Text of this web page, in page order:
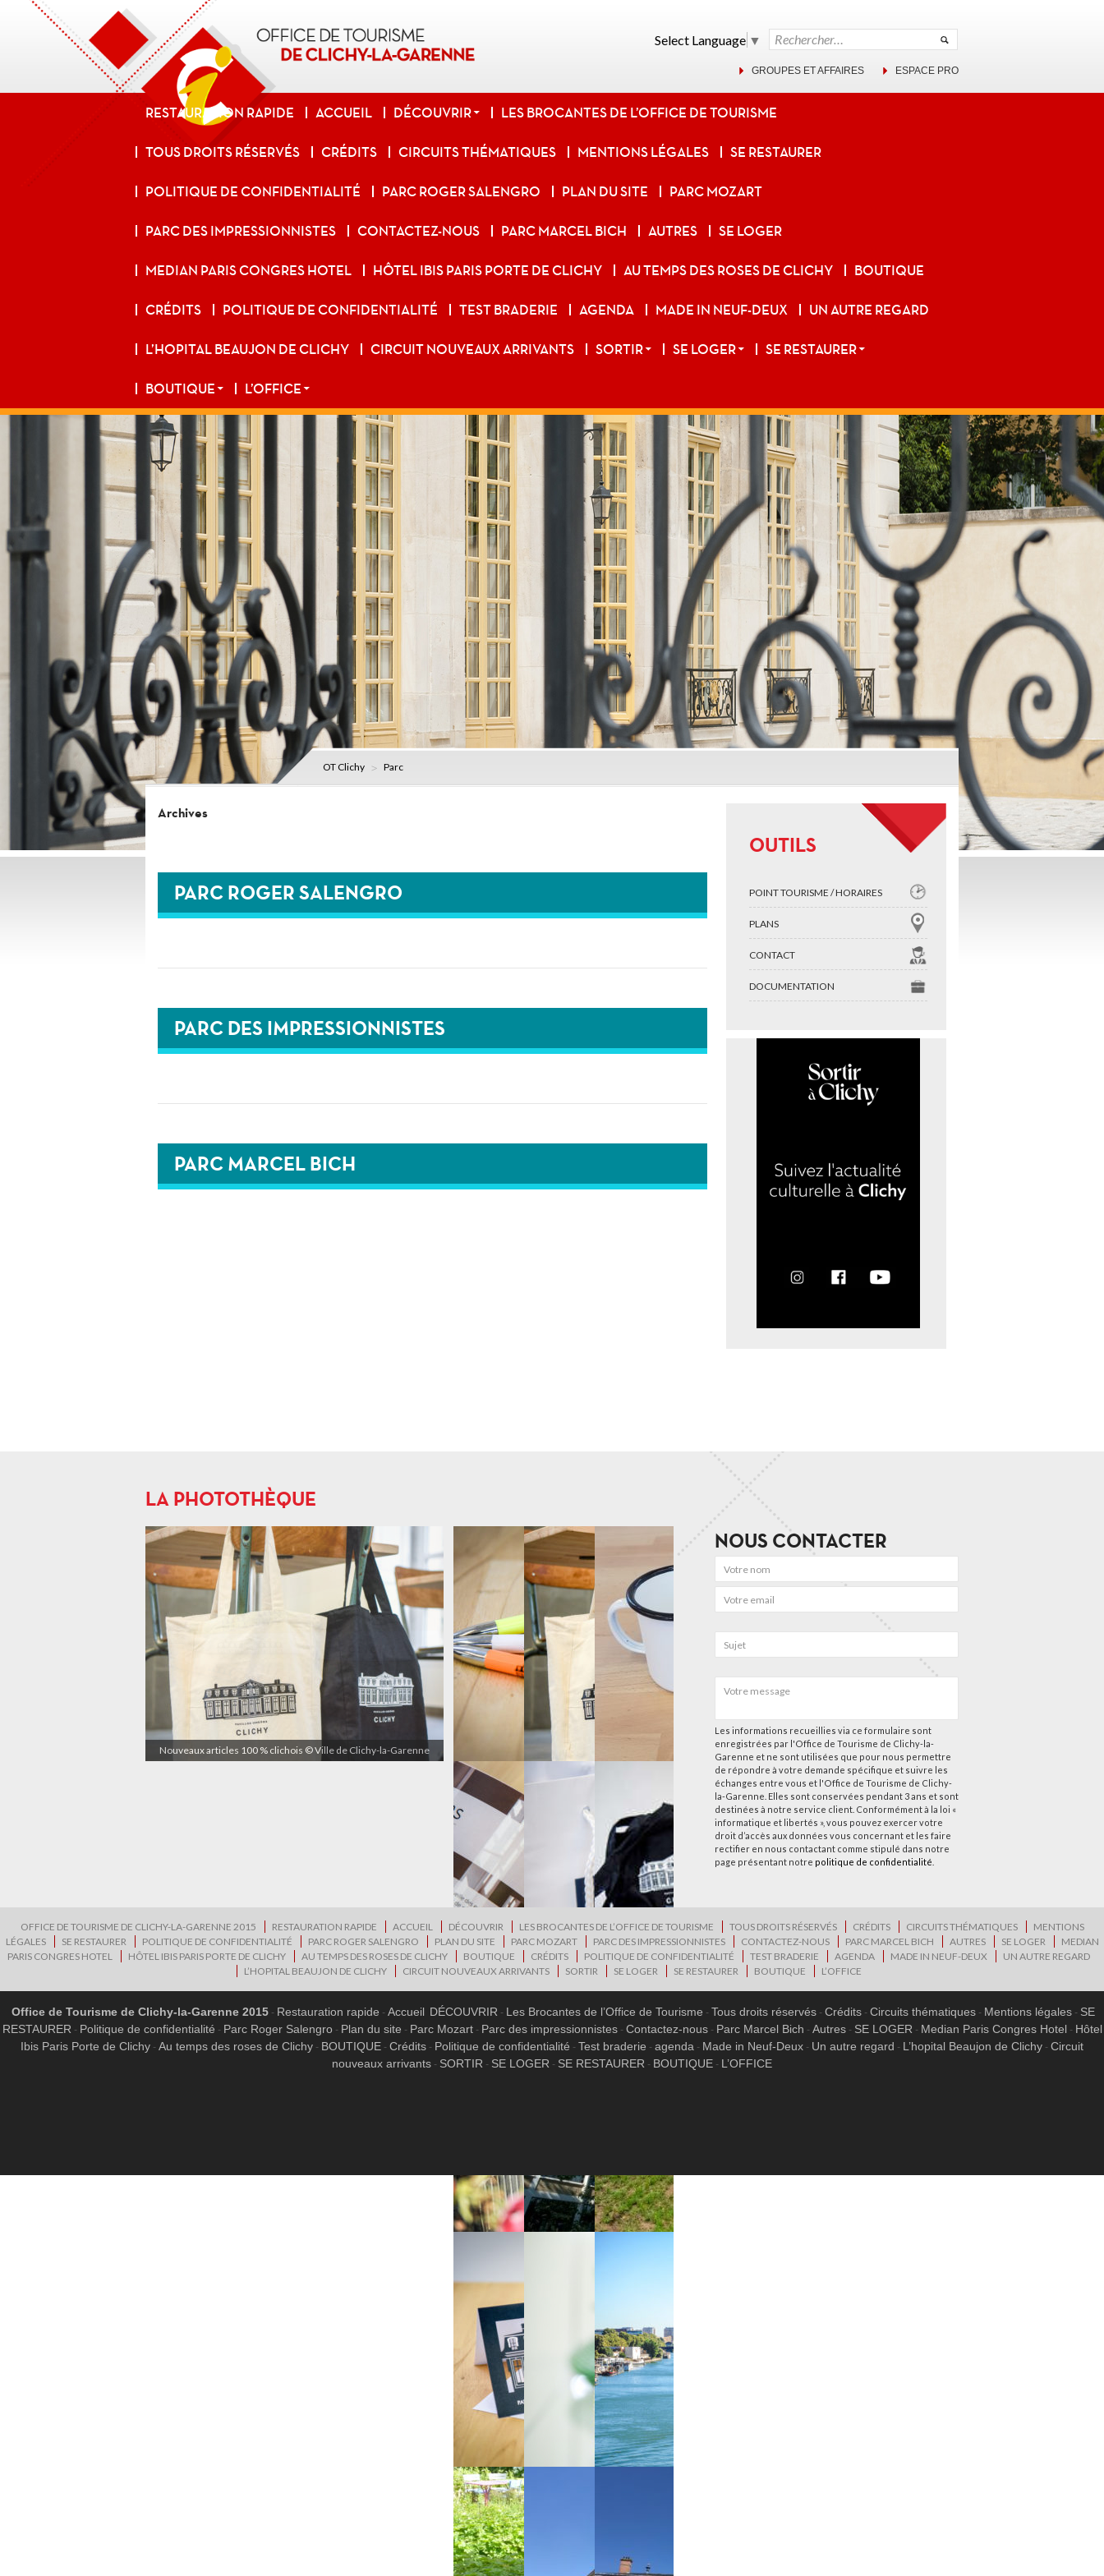
Rechercher :
Select Language ▼
GROUPES ET AFFAIRES ESPACE PRO
OT Clichy
ALLER AU CONTENU PRINCIPAL
RESTAURATION RAPIDE ACCUEIL DÉCOUVRIR LES BROCANTES DE L’OFFICE DE TOURISME
TOUS DROITS RÉSERVÉS CRÉDITS CIRCUITS THÉMATIQUES MENTIONS LÉGALES SE RESTAURER
POLITIQUE DE CONFIDENTIALITÉ PARC ROGER SALENGRO PLAN DU SITE PARC MOZART
PARC DES IMPRESSIONNISTES CONTACTEZ-NOUS PARC MARCEL BICH AUTRES SE LOGER
MEDIAN PARIS CONGRES HOTEL HÔTEL IBIS PARIS PORTE DE CLICHY AU TEMPS DES ROSES DE CLICHY BOUTIQUE
CRÉDITS POLITIQUE DE CONFIDENTIALITÉ TEST BRADERIE AGENDA MADE IN NEUF-DEUX UN AUTRE REGARD
L’HOPITAL BEAUJON DE CLICHY CIRCUIT NOUVEAUX ARRIVANTS SORTIR SE LOGER SE RESTAURER
BOUTIQUE L’OFFICE
OT Clichy Parc
Archives
PARC ROGER SALENGRO
PARC DES IMPRESSIONNISTES
PARC MARCEL BICH
OUTILS
POINT TOURISME / HORAIRES
PLANS
CONTACT
DOCUMENTATION
LA PHOTOTHÈQUE
Nouveaux articles 100 % clichois © Ville de Clichy-la-Garenne
NOUS CONTACTER
Les informations recueillies via ce formulaire sont
enregistrées par l'Office de Tourisme de Clichy-la-
Garenne et ne sont utilisées que pour nous permettre
de répondre à votre demande spécifique et suivre les
échanges entre vous et l'Office de Tourisme de Clichy-
la-Garenne. Elles sont conservées pendant 3 ans et sont
destinées à notre service client. Conformément à la loi «
informatique et libertés », vous pouvez exercer votre
droit d’accès aux données vous concernant et les faire
rectifier en nous contactant comme stipulé dans notre
page présentant notre politique de confidentialité
OFFICE DE TOURISME DE CLICHY-LA-GARENNE 2015 RESTAURATION RAPIDE ACCUEIL DÉCOUVRIR LES BROCANTES DE L’OFFICE DE TOURISME TOUS DROITS RÉSERVÉS CRÉDITS CIRCUITS THÉMATIQUES
MENTIONS
LÉGALES
SE RESTAURER POLITIQUE DE CONFIDENTIALITÉ PARC ROGER SALENGRO PLAN DU SITE PARC MOZART PARC DES IMPRESSIONNISTES CONTACTEZ-NOUS PARC MARCEL BICH AUTRES SE LOGER
MEDIAN
PARIS CONGRES HOTEL
HÔTEL IBIS PARIS PORTE DE CLICHY AU TEMPS DES ROSES DE CLICHY BOUTIQUE CRÉDITS POLITIQUE DE CONFIDENTIALITÉ TEST BRADERIE AGENDA MADE IN NEUF-DEUX
UN AUTRE REGARD
L’HOPITAL BEAUJON DE CLICHY
CIRCUIT NOUVEAUX ARRIVANTS SORTIR SE LOGER SE RESTAURER BOUTIQUE L’OFFICE
Office de Tourisme de Clichy-la-Garenne 2015 Restauration rapide Accueil DÉCOUVRIR Les Brocantes de l’Office de Tourisme Tous droits réservés Crédits Circuits thématiques Mentions légales
SE
RESTAURER
Politique de confidentialité Parc Roger Salengro Plan du site Parc Mozart Parc des impressionnistes Contactez-nous Parc Marcel Bich Autres SE LOGER Median Paris Congres Hotel
Hôtel
Ibis Paris Porte de Clichy
Au temps des roses de Clichy BOUTIQUE Crédits Politique de confidentialité Test braderie agenda Made in Neuf-Deux Un autre regard L’hopital Beaujon de Clichy
Circuit
nouveaux arrivants
SORTIR SE LOGER SE RESTAURER BOUTIQUE L’OFFICE